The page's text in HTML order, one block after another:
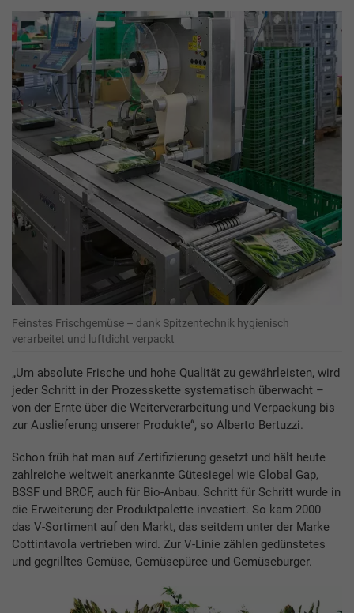
Feinstes Frischgemüse – dank Spitzentechnik hygienisch
verarbeitet und luftdicht verpackt
„Um absolute Frische und hohe Qualität zu gewährleisten, wird
jeder Schritt in der Prozesskette systematisch überwacht –
von der Ernte über die Weiterverarbeitung und Verpackung bis
zur Auslieferung unserer Produkte“, so Alberto Bertuzzi.
Schon früh hat man auf Zertifizierung gesetzt und hält heute
zahlreiche weltweit anerkannte Gütesiegel wie Global Gap,
BSSF und BRCF, auch für Bio-Anbau. Schritt für Schritt wurde in
die Erweiterung der Produktpalette investiert. So kam 2000
das V-Sortiment auf den Markt, das seitdem unter der Marke
Cottintavola vertrieben wird. Zur V-Linie zählen gedünstetes
und gegrilltes Gemüse, Gemüsepüree und Gemüseburger.